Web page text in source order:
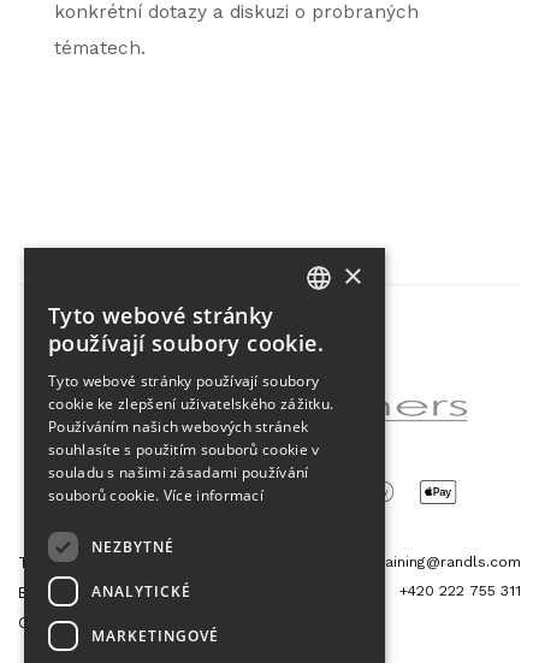
konkrétní dotazy a diskuzi o probraných
tématech.
Partner projektu
Tetris Office Building
Budějovická 1550/15a
CZ 140 00, Praha 4
training@randls.com
+420 222 755 311
×
Tyto webové stránky
používají soubory cookie.
Tyto webové stránky používají soubory
cookie ke zlepšení uživatelského zážitku.
Používáním našich webových stránek
souhlasíte s použitím souborů cookie v
souladu s našimi zásadami používání
souborů cookie. Více informací
NEZBYTNÉ
ANALYTICKÉ
MARKETINGOVÉ